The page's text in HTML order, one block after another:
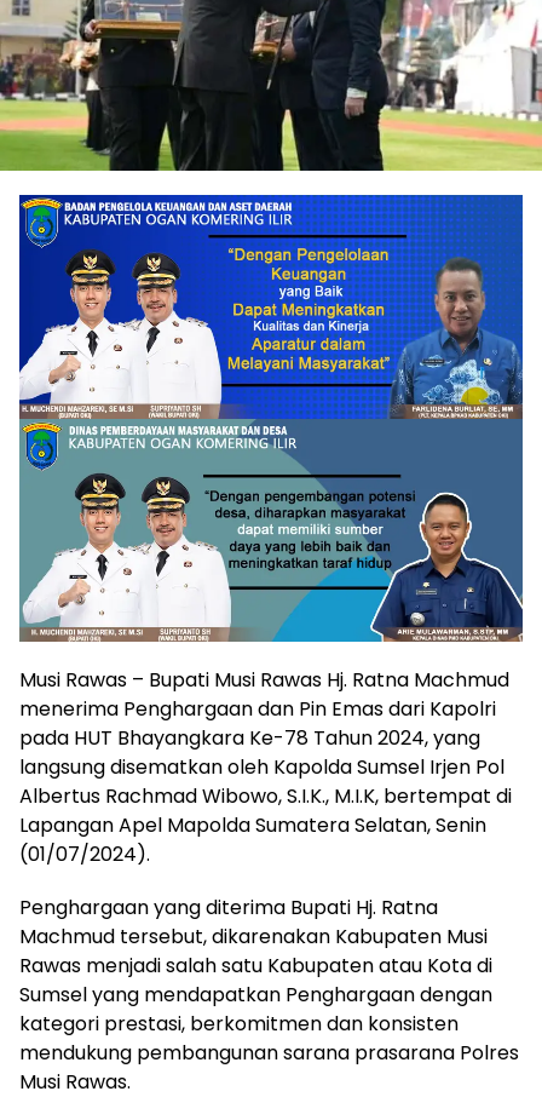
Musi Rawas – Bupati Musi Rawas Hj. Ratna Machmud
menerima Penghargaan dan Pin Emas dari Kapolri
pada HUT Bhayangkara Ke-78 Tahun 2024, yang
langsung disematkan oleh Kapolda Sumsel Irjen Pol
Albertus Rachmad Wibowo, S.I.K., M.I.K, bertempat di
Lapangan Apel Mapolda Sumatera Selatan, Senin
(01/07/2024).
Penghargaan yang diterima Bupati Hj. Ratna
Machmud tersebut, dikarenakan Kabupaten Musi
Rawas menjadi salah satu Kabupaten atau Kota di
Sumsel yang mendapatkan Penghargaan dengan
kategori prestasi, berkomitmen dan konsisten
mendukung pembangunan sarana prasarana Polres
Musi Rawas.